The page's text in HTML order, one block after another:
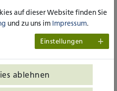
- Februar-Mai 2023
und Rassismusstudien
auf dieser Website finden Sie
und zu uns im Impressum.
Einstellungen
ablehnen